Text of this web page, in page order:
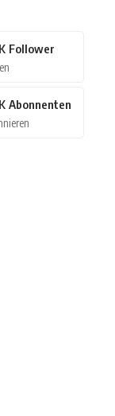
Follower
Abonnenten